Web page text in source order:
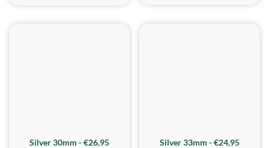
Silver 30mm - €26,95
Silver 33mm - €24,95